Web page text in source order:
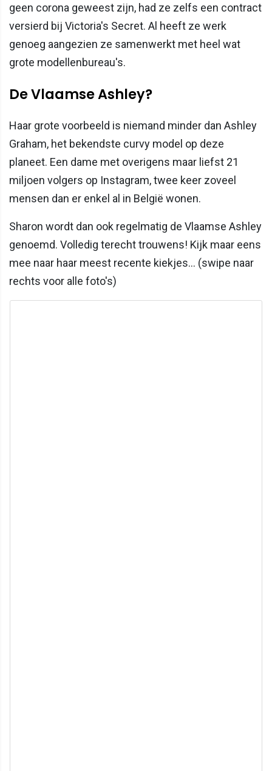
geen corona geweest zijn, had ze zelfs een contract
versierd bij Victoria's Secret. Al heeft ze werk
genoeg aangezien ze samenwerkt met heel wat
grote modellenbureau's.
De Vlaamse Ashley?
Haar grote voorbeeld is niemand minder dan Ashley
Graham, het bekendste curvy model op deze
planeet. Een dame met overigens maar liefst 21
miljoen volgers op Instagram, twee keer zoveel
mensen dan er enkel al in België wonen.
Sharon wordt dan ook regelmatig de Vlaamse Ashley
genoemd. Volledig terecht trouwens! Kijk maar eens
mee naar haar meest recente kiekjes... (swipe naar
rechts voor alle foto's)